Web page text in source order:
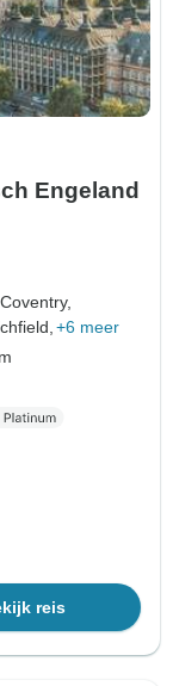
Engeland
Coventry,
+6 meer
reis